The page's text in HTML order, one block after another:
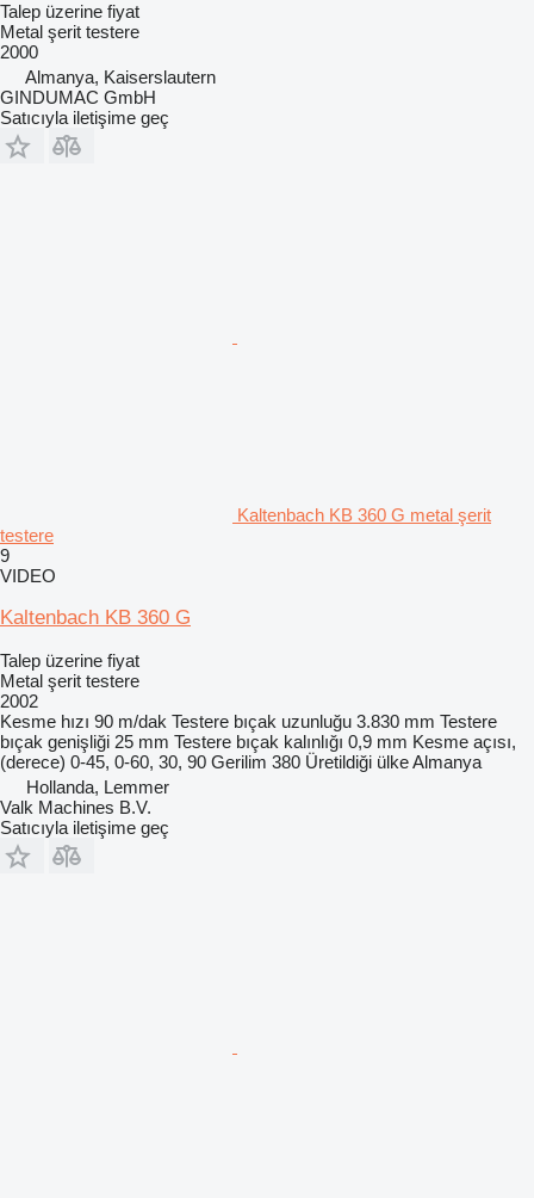
Talep üzerine fiyat
Metal şerit testere
2000
Almanya, Kaiserslautern
GINDUMAC GmbH
Satıcıyla iletişime geç
Kaltenbach KB 360 G metal şerit
testere
9
VIDEO
Kaltenbach KB 360 G
Talep üzerine fiyat
Metal şerit testere
2002
Kesme hızı 90 m/dak Testere bıçak uzunluğu 3.830 mm Testere
bıçak genişliği 25 mm Testere bıçak kalınlığı 0,9 mm Kesme açısı,
(derece) 0-45, 0-60, 30, 90 Gerilim 380 Üretildiği ülkeAlmanya
Hollanda, Lemmer
Valk Machines B.V.
Satıcıyla iletişime geç